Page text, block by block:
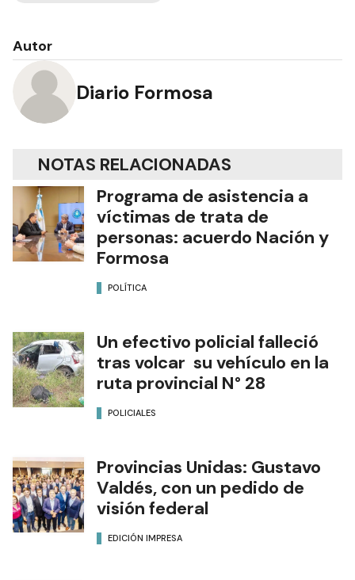
Autor
Diario Formosa
NOTAS RELACIONADAS
Programa de asistencia a
víctimas de trata de
personas: acuerdo Nación y
Formosa
POLÍTICA
Un efectivo policial falleció
tras volcar su vehículo en la
ruta provincial N° 28
POLICIALES
Provincias Unidas: Gustavo
Valdés, con un pedido de
visión federal
EDICIÓN IMPRESA